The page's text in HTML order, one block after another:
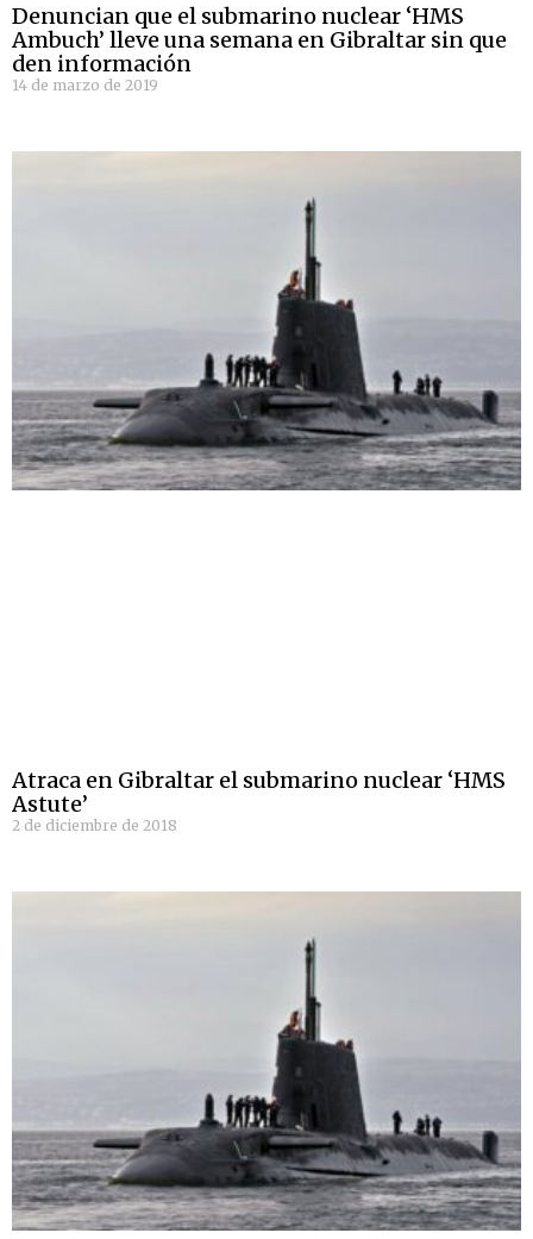
Denuncian que el submarino nuclear ‘HMS
Ambuch’ lleve una semana en Gibraltar sin que
den información
14 de marzo de 2019
Atraca en Gibraltar el submarino nuclear ‘HMS
Astute’
2 de diciembre de 2018